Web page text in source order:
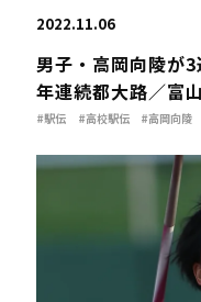
2022.11.06
男子・高岡向陵が
年連続都大路／富
#駅伝 #高校駅伝 #高岡向陵